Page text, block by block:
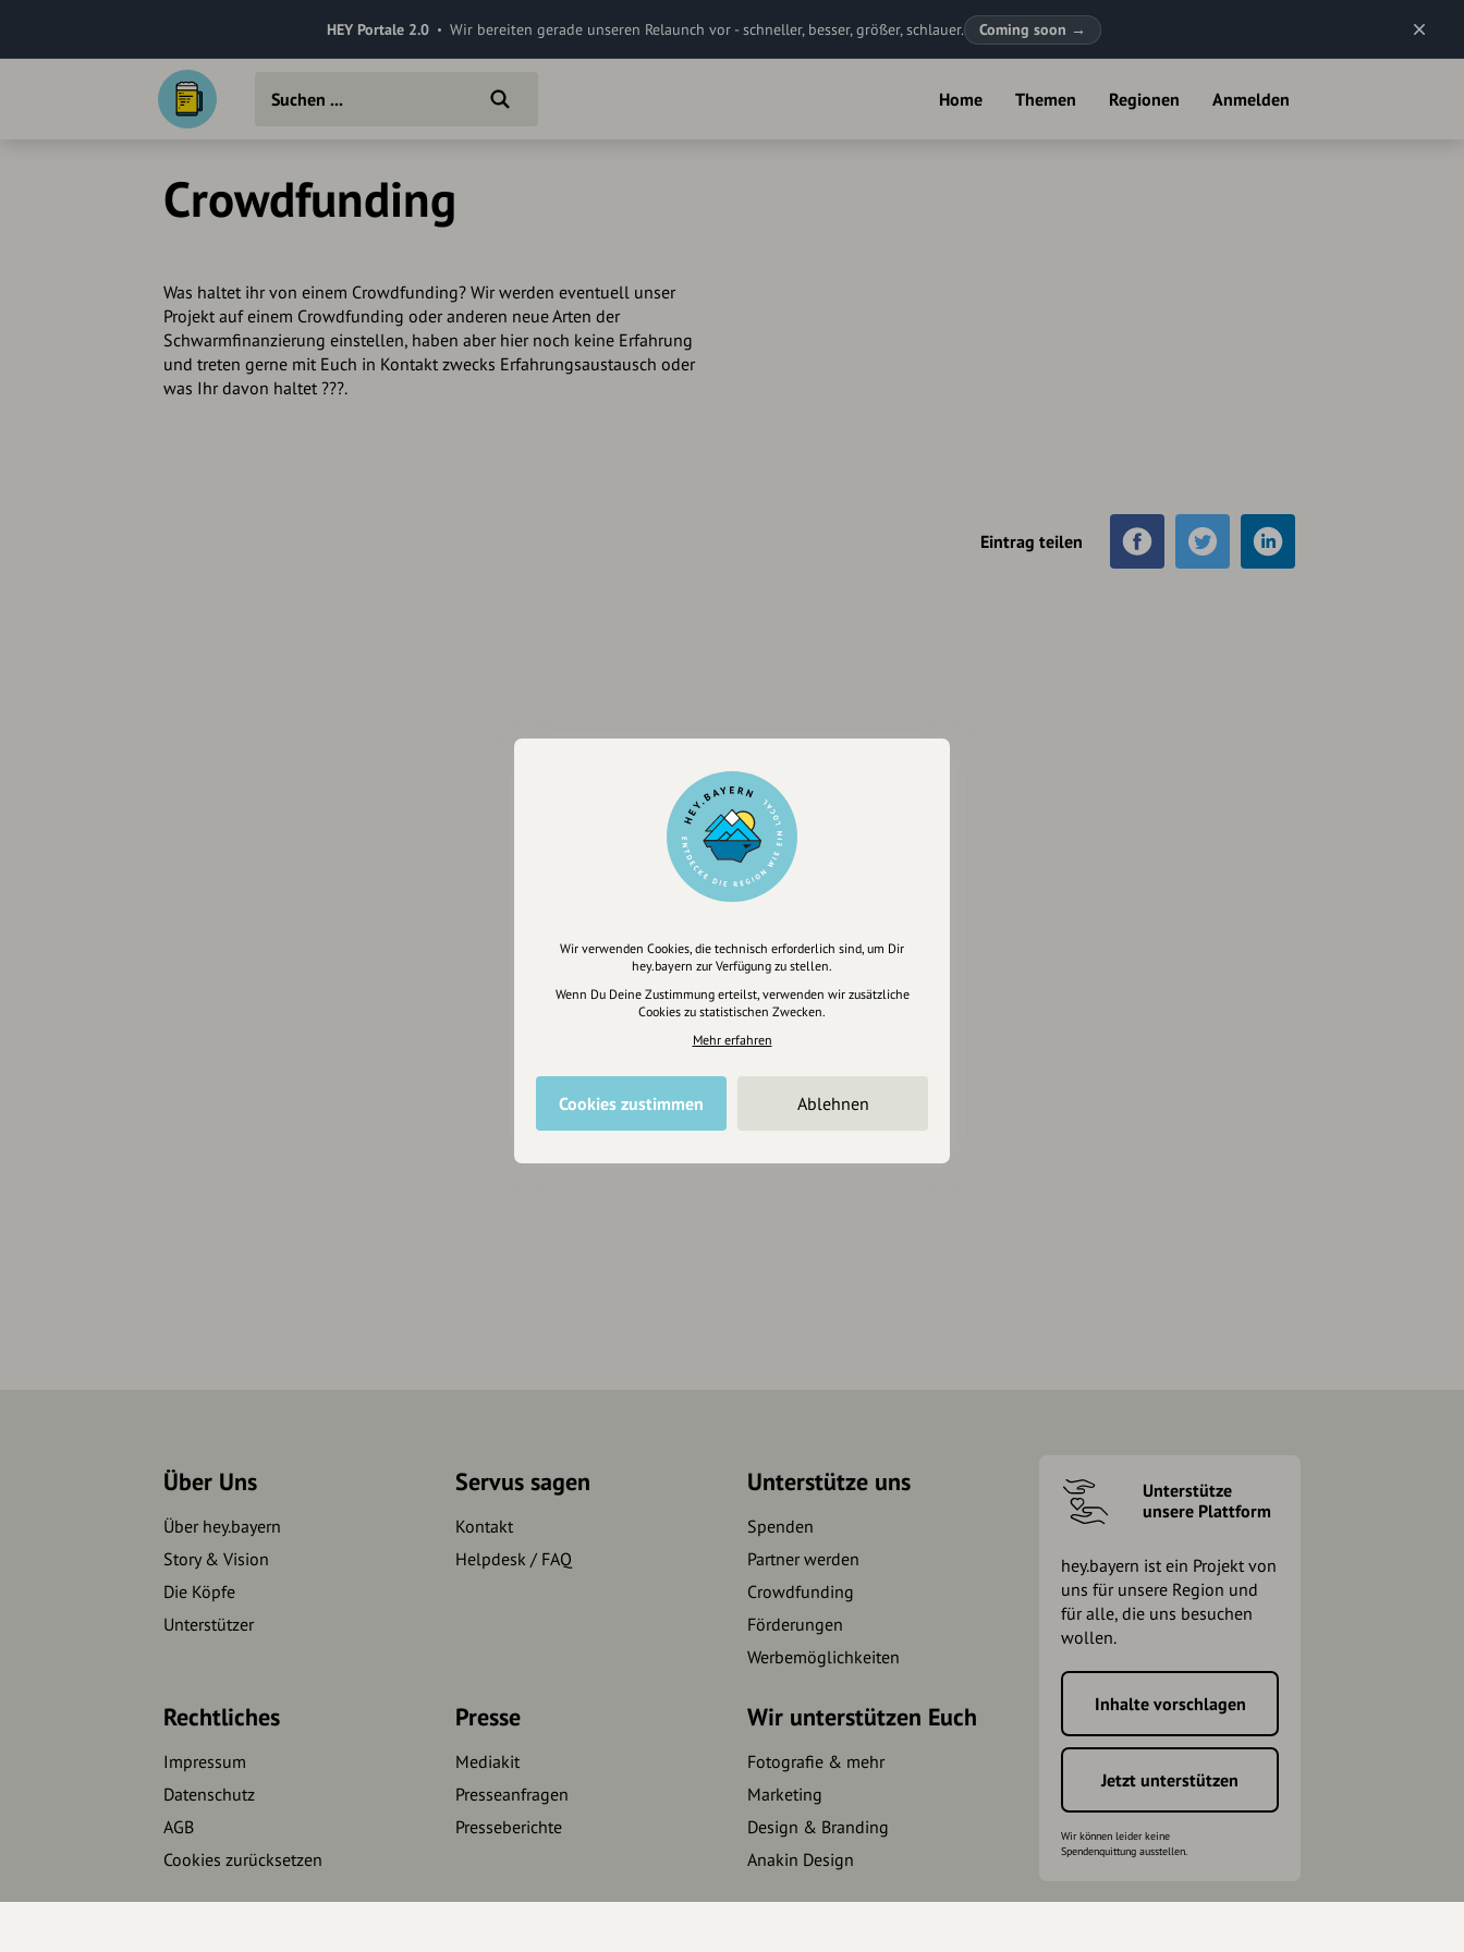
HEY Portale 2.0 Wir bereiten gerade unseren Relaunch vor - schneller, besser, größer, schlauer. Coming soon →
Home Themen Regionen Anmelden
Crowdfunding
Was haltet ihr von einem Crowdfunding? Wir werden eventuell unser
Projekt auf einem Crowdfunding oder anderen neue Arten der
Schwarmfinanzierung einstellen, haben aber hier noch keine Erfahrung
und treten gerne mit Euch in Kontakt zwecks Erfahrungsaustausch oder
was Ihr davon haltet ???.
Eintrag teilen
Über Uns
Über hey.bayern
Story & Vision
Die Köpfe
Unterstützer
Servus sagen
Kontakt
Helpdesk / FAQ
Unterstütze uns
Spenden
Partner werden
Crowdfunding
Förderungen
Werbemöglichkeiten
Rechtliches
Impressum
Datenschutz
AGB
Cookies zurücksetzen
Presse
Mediakit
Presseanfragen
Presseberichte
Wir unterstützen Euch
Fotografie & mehr
Marketing
Design & Branding
Anakin Design
Unterstütze
unsere Plattform
hey.bayern ist ein Projekt von
uns für unsere Region und
für alle, die uns besuchen
wollen.
Inhalte vorschlagen
Jetzt unterstützen
Wir können leider keine
Spendenquittung ausstellen.
Wir verwenden Cookies, die technisch erforderlich sind, um Dir
hey.bayern zur Verfügung zu stellen.
Wenn Du Deine Zustimmung erteilst, verwenden wir zusätzliche
Cookies zu statistischen Zwecken.
Mehr erfahren
Cookies zustimmen Ablehnen